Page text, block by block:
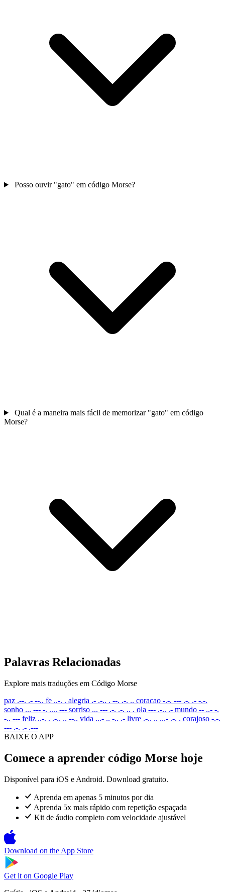
Posso ouvir "gato" em código Morse?
Qual é a maneira mais fácil de memorizar "gato" em código
Morse?
Palavras Relacionadas
Explore mais traduções em Código Morse
paz .--. .- --.. fe ..-. . alegria .- .-.. . --. .-. .. coracao -.-. --- .-. .- -.-.
sonho ... --- -. .... --- sorriso ... --- .-. .-. .. . ola --- .-.. .- mundo -- ..- -.
-.. --- feliz ..-. . .-.. .. --.. vida ...- .. -.. .- livre .-.. .. ...- .-. . corajoso -.-.
--- .-. .- .---
BAIXE O APP
Comece a aprender código Morse hoje
Disponível para iOS e Android. Download gratuito.
Aprenda em apenas 5 minutos por dia
Aprenda 5x mais rápido com repetição espaçada
Kit de áudio completo com velocidade ajustável
Download on the App Store
Get it on Google Play